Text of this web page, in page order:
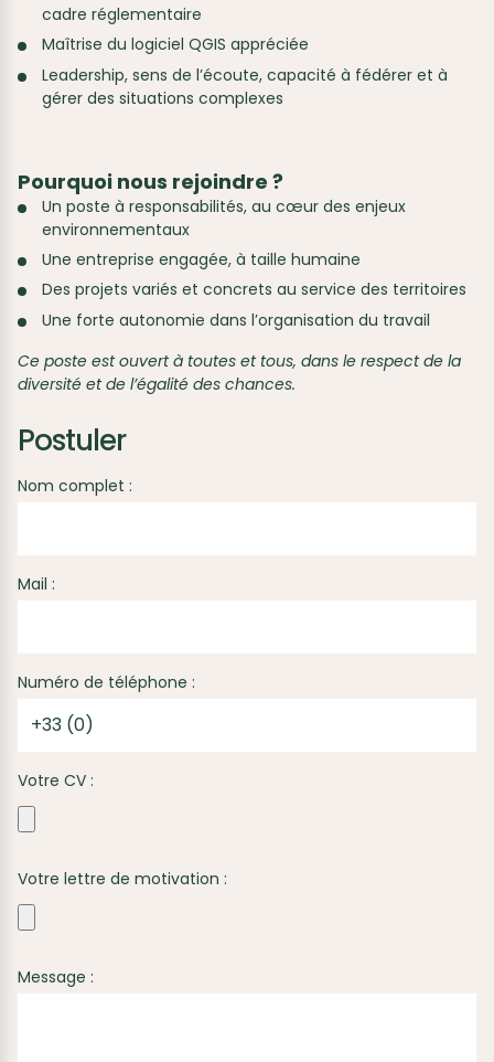
cadre réglementaire
Maîtrise du logiciel QGIS appréciée
Leadership, sens de l’écoute, capacité à fédérer et à
gérer des situations complexes
Pourquoi nous rejoindre ?
Un poste à responsabilités, au cœur des enjeux
environnementaux
Une entreprise engagée, à taille humaine
Des projets variés et concrets au service des territoires
Une forte autonomie dans l’organisation du travail
Ce poste est ouvert à toutes et tous, dans le respect de la
diversité et de l’égalité des chances.
Postuler
Nom complet :
Mail :
Numéro de téléphone :
Votre CV :
Votre lettre de motivation :
Message :